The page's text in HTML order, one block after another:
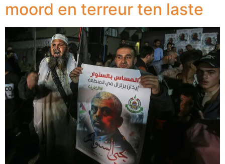
moord en terreur ten laste